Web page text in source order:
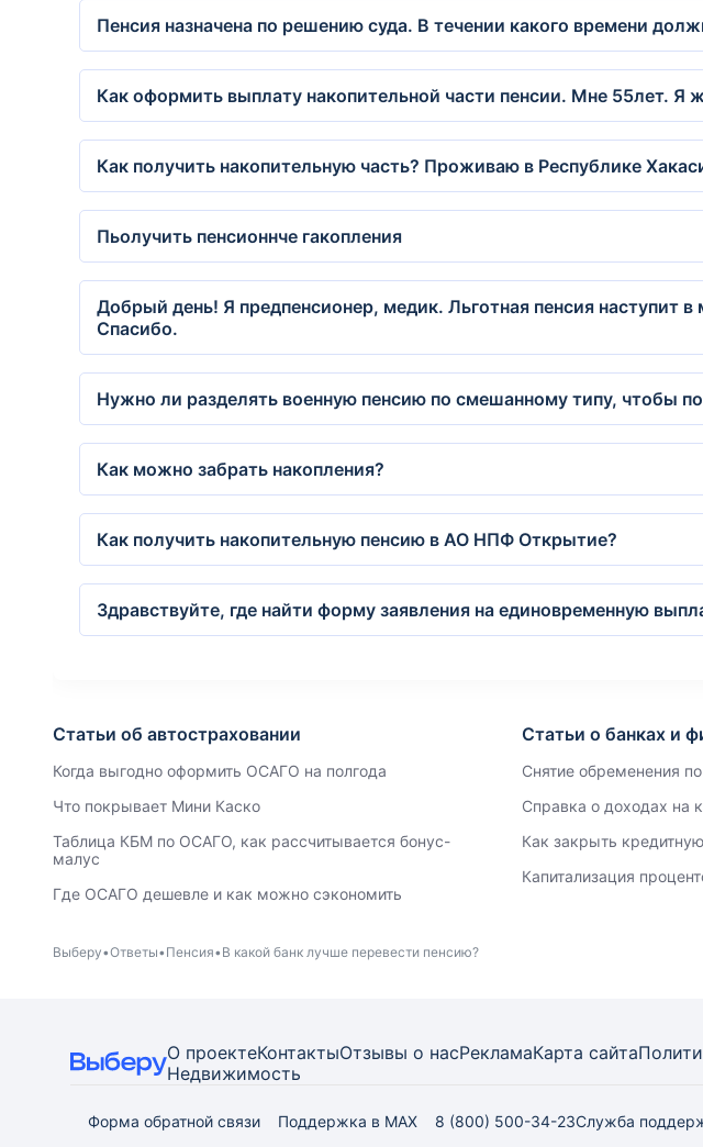
Пенсия назначена по решению суда. В течении какого времени
Как оформить выплату накопительной части пенсии. Мне 55лет.
Как получить накопительную часть? Проживаю в Республике
Пьолучить пенсионнче гакопления
Добрый день! Я предпенсионер, медик. Льготная пенсия наступит
Спасибо.
Нужно ли разделять военную пенсию по смешанному типу, чтобы
Как можно забрать накопления?
Как получить накопительную пенсию в АО НПФ Открытие?
Здравствуйте, где найти форму заявления на единовременную
Статьи об автостраховании
Когда выгодно оформить ОСАГО на полгода
Что покрывает Мини Каско
Таблица КБМ по ОСАГО, как рассчитывается бонус-
малус
Где ОСАГО дешевле и как можно сэкономить
Статьи о банках и
Снятие обременения
Справка о доходах на
Как закрыть
Капитализация
Выберу Ответы Пенсия В какой банк лучше перевести пенсию?
О проектеКонтактыОтзывы о насРекламаКарта сайта
Недвижимость
Форма обратной связи Поддержка в MAX 8 (800) 500-34-23Служба